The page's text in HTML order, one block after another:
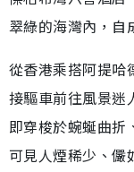
翠綠的海灣內，自
從香港乘搭阿提哈
接驅車前往風景迷
即穿梭於蜿蜒曲折
可見人煙稀少、